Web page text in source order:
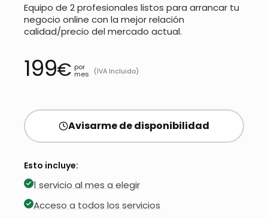
Equipo de 2 profesionales listos para arrancar tu
negocio online con la mejor relación
calidad/precio del mercado actual.
199€ por
mes (IVA Incluido)
Avisarme de disponibilidad
Esto incluye:
1 servicio al mes a elegir
Acceso a todos los servicios